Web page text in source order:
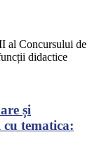
al Concursului de
didactice
și
tematica: